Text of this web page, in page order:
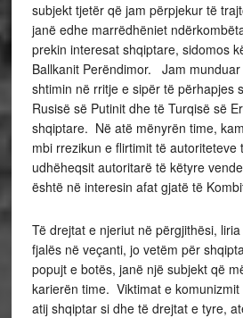
subjekt tjetër që jam përpjekur të
janë edhe marrëdhëniet
prekin interesat shqiptare, sidomos
Ballkanit Perëndimor. Jam
shtimin në rritje e sipër të përhapjes
Rusisë së Putinit dhe të Turqisë së
shqiptare. Në atë mënyrën time,
mbi rrezikun e flirtimit të autoriteteve
udhëheqsit autoritarë të këtyre
është në interesin afat gjatë të
Të drejtat e njeriut në përgjithësi,
fjalës në veçanti, jo vetëm për
popujt e botës, janë një subjekt që
karierën time. Viktimat e
atij shqiptar si dhe të drejtat e tyre,